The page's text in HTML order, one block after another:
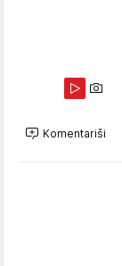
Komentariši